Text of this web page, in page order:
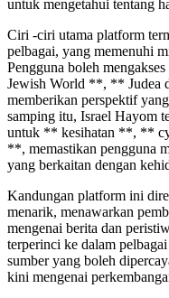
untuk mengetahui tentang
Ciri -ciri utama platform
pelbagai, yang memenuhi
Pengguna boleh
Jewish World **, ** Judea
memberikan perspektif
samping itu, Israel Hayom
untuk ** kesihatan **, **
**, memastikan pengguna
yang berkaitan dengan
Kandungan platform ini
menarik, menawarkan
mengenai berita dan
terperinci ke dalam
sumber yang boleh
kini mengenai